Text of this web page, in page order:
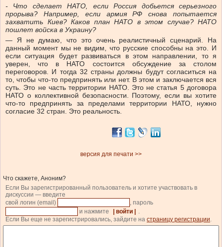
- Что сделает НАТО, если Россия добьется серьезного
прорыва? Например, если армия РФ снова попытается
захватить Киев? Каков план НАТО в этом случае? НАТО
пошлет войска в Украину?
— Я не думаю, что это очень реалистичный сценарий. На
данный момент мы не видим, что русские способны на это. И
если ситуация будет развиваться в этом направлении, то я
уверен, что в НАТО состоится обсуждение за столом
переговоров. И тогда 32 страны должны будут согласиться на
то, чтобы что-то предпринять или нет. В этом и заключается вся
суть. Это не часть территории НАТО. Это не статья 5 договора
НАТО о коллективной безопасности. Поэтому, если вы хотите
что-то предпринять за пределами территории НАТО, нужно
согласие 32 стран. Это реальность.
версия для печати >>
Что скажете, Аноним?
Если Вы зарегистрированный пользователь и хотите участвовать в
дискуссии — введите
свой логин (email)
, пароль
и нажмите
| войти |
Если Вы еще не зарегистрировались, зайдите на страницу регистрации